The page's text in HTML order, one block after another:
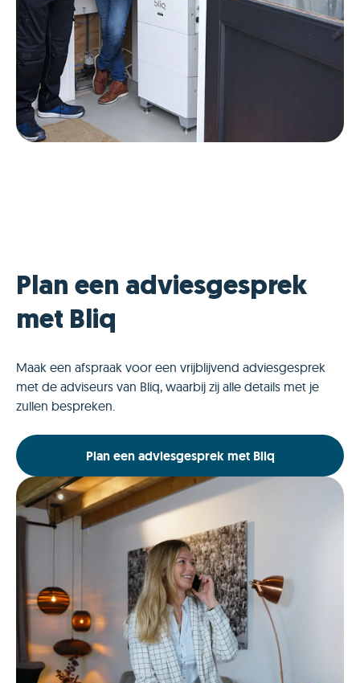
Plan een adviesgesprek
met Bliq
Maak een afspraak voor een vrijblijvend adviesgesprek
met de adviseurs van Bliq, waarbij zij alle details met je
zullen bespreken.
Plan een adviesgesprek met Bliq